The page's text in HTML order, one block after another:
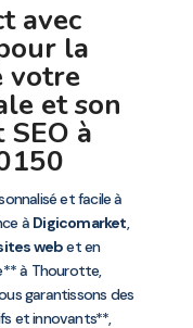
avec
la
votre
et son
à
et facile à
à Digicomarket,
webet en
à Thourotte,
garantissons des
et innovants**,